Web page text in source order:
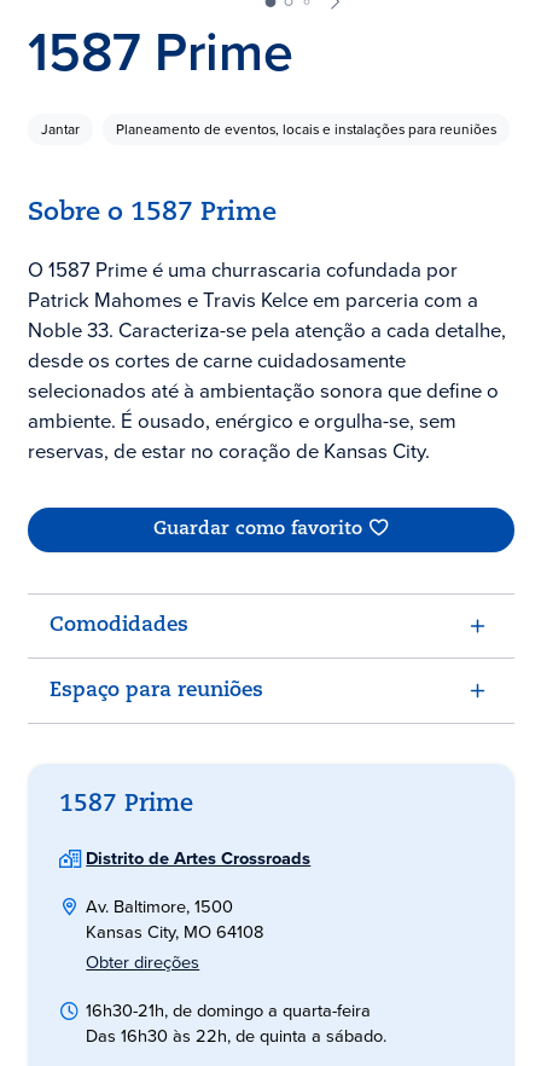
1587 Prime
Jantar Planeamento de eventos, locais e instalações para reuniões
Sobre o 1587 Prime
O 1587 Prime é uma churrascaria cofundada por
Patrick Mahomes e Travis Kelce em parceria com a
Noble 33. Caracteriza-se pela atenção a cada detalhe,
desde os cortes de carne cuidadosamente
selecionados até à ambientação sonora que define o
ambiente. É ousado, enérgico e orgulha-se, sem
reservas, de estar no coração de Kansas City.
Guardar como favorito
Comodidades
Espaço para reuniões
1587 Prime
Distrito de Artes Crossroads
Av. Baltimore, 1500
Kansas City, MO 64108
Obter direções
16h30-21h, de domingo a quarta-feira
Das 16h30 às 22h, de quinta a sábado.